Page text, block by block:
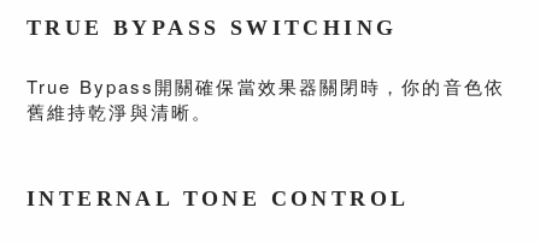
TRUE BYPASS SWITCHING
True Bypass開關確保當效果器關閉時，你的音色依
舊維持乾淨與清晰。
INTERNAL TONE CONTROL